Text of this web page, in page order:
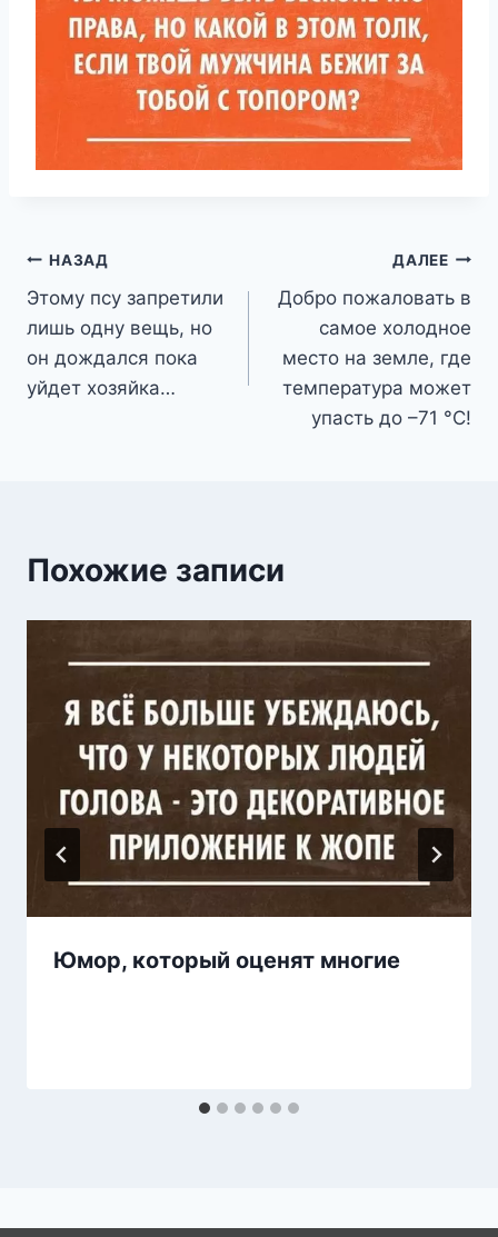
Навигация
по
записям
НАЗАД
Этому псу запретили
лишь одну вещь, но
он дождался пока
уйдет хозяйка…
ДАЛЕЕ
Добро пожаловать в
самое холодное
место на земле, где
температура может
упасть до –71 °С!
Похожие записи
Юмор, который оценят многие